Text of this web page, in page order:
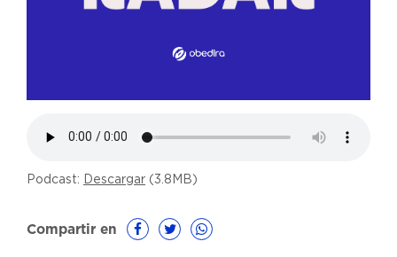
Podcast: Descargar (3.8MB)
Compartir en